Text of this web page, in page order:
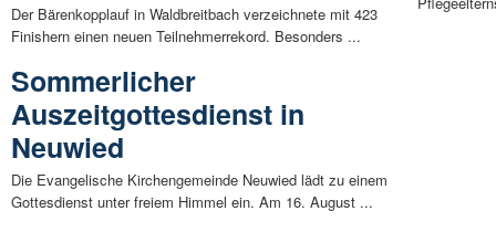
Der Bärenkopplauf in Waldbreitbach verzeichnete mit 423
Finishern einen neuen Teilnehmerrekord. Besonders ...
Sommerlicher
Auszeitgottesdienst in
Neuwied
Die Evangelische Kirchengemeinde Neuwied lädt zu einem
Gottesdienst unter freiem Himmel ein. Am 16. August ...